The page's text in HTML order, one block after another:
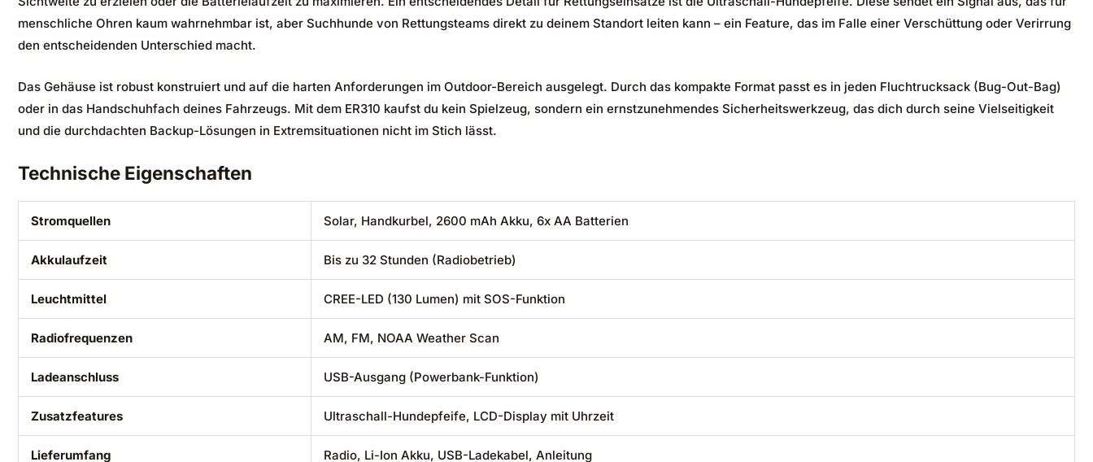
menschliche Ohren kaum wahrnehmbar ist, aber Suchhunde von Rettungsteams direkt zu deinem Standort leiten kann – ein Feature, das im Falle einer Verschüttung oder Verirrung
den entscheidenden Unterschied macht.
Das Gehäuse ist robust konstruiert und auf die harten Anforderungen im Outdoor-Bereich ausgelegt. Durch das kompakte Format passt es in jeden Fluchtrucksack (Bug-Out-Bag)
oder in das Handschuhfach deines Fahrzeugs. Mit dem ER310 kaufst du kein Spielzeug, sondern ein ernstzunehmendes Sicherheitswerkzeug, das dich durch seine Vielseitigkeit
und die durchdachten Backup-Lösungen in Extremsituationen nicht im Stich lässt.
Technische Eigenschaften
Stromquellen Solar, Handkurbel, 2600 mAh Akku, 6x AA Batterien
Akkulaufzeit Bis zu 32 Stunden (Radiobetrieb)
Leuchtmittel CREE-LED (130 Lumen) mit SOS-Funktion
Radiofrequenzen AM, FM, NOAA Weather Scan
Ladeanschluss USB-Ausgang (Powerbank-Funktion)
Zusatzfeatures Ultraschall-Hundepfeife, LCD-Display mit Uhrzeit
Lieferumfang Radio, Li-Ion Akku, USB-Ladekabel, Anleitung